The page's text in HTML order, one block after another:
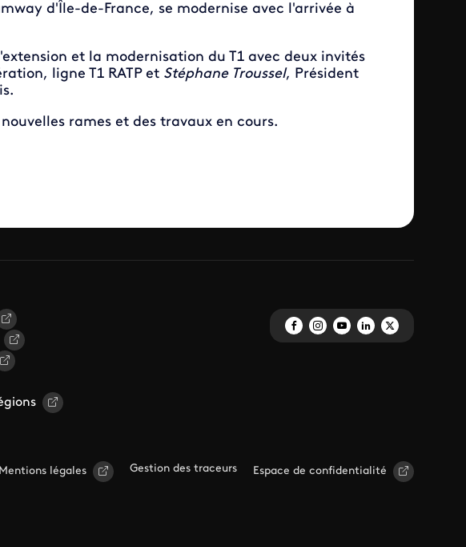
d'Île-de-France, se modernise avec l'arrivée à
et la modernisation du T1 avec deux invités
ligne T1 RATP et Stéphane Troussel, Président
rames et des travaux en cours.
Mentions légales Gestion des traceurs Espace de confidentialité